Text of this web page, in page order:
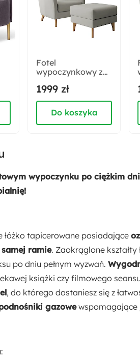
Fotel
wypoczynkowy z
Calmino szary w
tkaninie
hydrofobowej
welur nóżki buk
1999 zł
Do koszyka
wypoczynku po ciężkim
łóżko tapicerowane posiadające
ramie. Zaokrąglone
po dniu pełnym wyzwań.
książki czy filmowego
, do którego dostaniesz się z
gazowewspomagające